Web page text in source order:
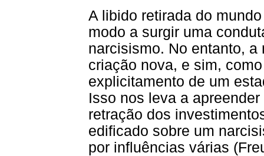
A libido retirada do
modo a surgir uma
narcisismo. No entanto,
criação nova, e sim,
explicitamento de um
Isso nos leva a
retração dos
edificado sobre um
por influências várias